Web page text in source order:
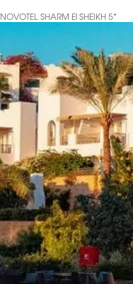
NOVOTEL SHARM El SHEIKH 5*